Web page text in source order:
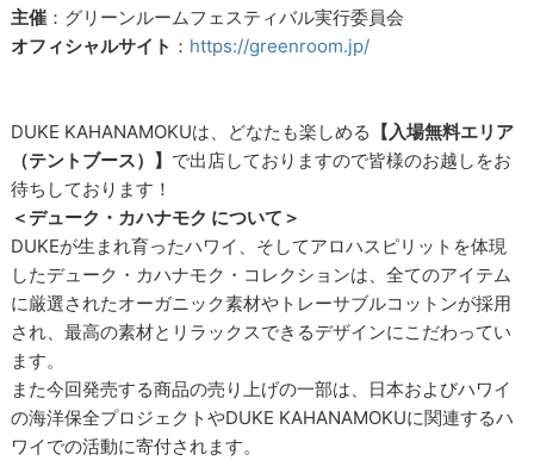
主催 ：グリーンルームフェスティバル実行委員会
オフィシャルサイト ： https://greenroom.jp/
DUKE KAHANAMOKUは、どなたも楽しめる
【入場無料エリア
（テントブース）】 で出店しておりますので皆様のお越しをお
待ちしております！
＜デューク・カハナモク について＞
DUKEが生まれ育ったハワイ、そしてアロハスピリットを体現
したデューク・カハナモク・コレクションは、全てのアイテム
に厳選されたオーガニック素材やトレーサブルコットンが採用
され、最高の素材とリラックスできるデザインにこだわってい
ます。
また今回発売する商品の売り上げの一部は、日本およびハワイ
の海洋保全プロジェクトやDUKE KAHANAMOKUに関連するハ
ワイでの活動に寄付されます。